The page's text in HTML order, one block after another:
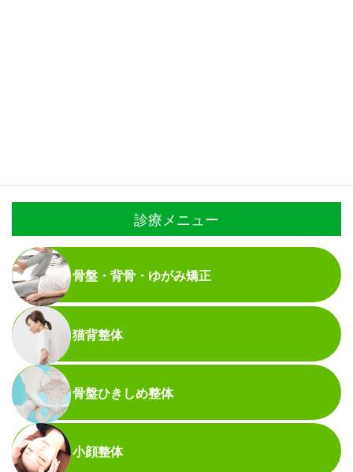
診療メニュー
骨盤・背骨・ゆがみ矯正
猫背整体
骨盤ひきしめ整体
小顔整体